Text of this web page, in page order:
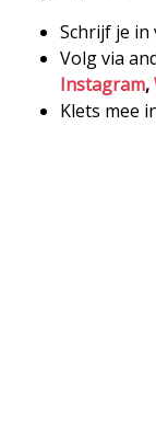
Schrijf je in
Volg via
Instagram,
Klets mee